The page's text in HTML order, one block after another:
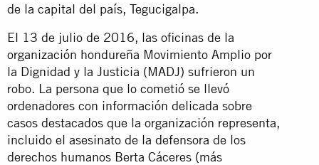
de la capital del país, Tegucigalpa.
El 13 de julio de 2016, las oficinas de la
organización hondureña Movimiento Amplio por
la Dignidad y la Justicia (MADJ) sufrieron un
robo. La persona que lo cometió se llevó
ordenadores con información delicada sobre
casos destacados que la organización representa,
incluido el asesinato de la defensora de los
derechos humanos Berta Cáceres (más